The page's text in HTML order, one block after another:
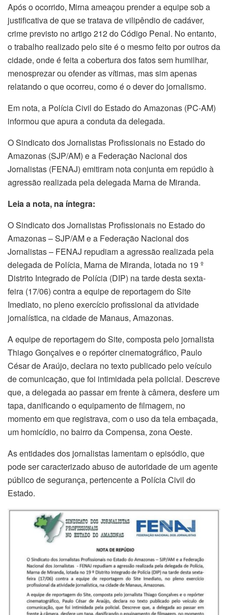
Após o ocorrido, Mirna ameaçou prender a equipe sob a
justificativa de que se tratava de vilipêndio de cadáver,
crime previsto no artigo 212 do Código Penal. No entanto,
o trabalho realizado pelo site é o mesmo feito por outros da
cidade, onde é feita a cobertura dos fatos sem humilhar,
menosprezar ou ofender as vítimas, mas sim apenas
relatando o que ocorreu, como é o dever do jornalismo.
Em nota, a Polícia Civil do Estado do Amazonas (PC-AM)
informou que apura a conduta da delegada.
O Sindicato dos Jornalistas Profissionais no Estado do
Amazonas (SJP/AM) e a Federação Nacional dos
Jornalistas (FENAJ) emitiram nota conjunta em repúdio à
agressão realizada pela delegada Marna de Miranda.
Leia a nota, na íntegra:
O Sindicato dos Jornalistas Profissionais no Estado do
Amazonas – SJP/AM e a Federação Nacional dos
Jornalistas – FENAJ repudiam a agressão realizada pela
delegada de Polícia, Marna de Miranda, lotada no 19 º
Distrito Integrado de Polícia (DIP) na tarde desta sexta-
feira (17/06) contra a equipe de reportagem do Site
Imediato, no pleno exercício profissional da atividade
jornalística, na cidade de Manaus, Amazonas.
A equipe de reportagem do Site, composta pelo jornalista
Thiago Gonçalves e o repórter cinematográfico, Paulo
César de Araújo, declara no texto publicado pelo veículo
de comunicação, que foi intimidada pela policial. Descreve
que, a delegada ao passar em frente à câmera, desfere um
tapa, danificando o equipamento de filmagem, no
momento em que registrava, com o uso da tela embaçada,
um homicídio, no bairro da Compensa, zona Oeste.
As entidades dos jornalistas lamentam o episódio, que
pode ser caracterizado abuso de autoridade de um agente
público de segurança, pertencente a Polícia Civil do
Estado.